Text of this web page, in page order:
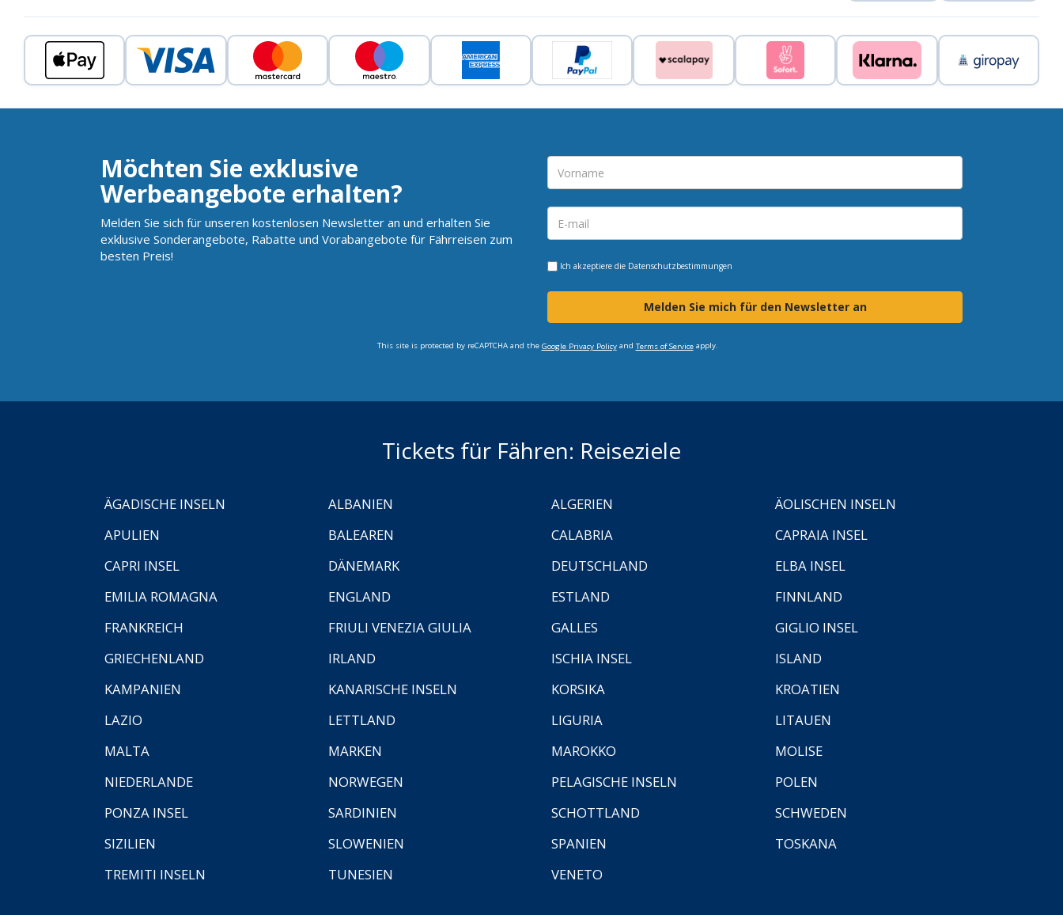
Möchten Sie exklusive
Werbeangebote erhalten?
Melden Sie sich für unseren kostenlosen Newsletter an und erhalten Sie
exklusive Sonderangebote, Rabatte und Vorabangebote für Fährreisen zum
besten Preis!
Ich akzeptiere die Datenschutzbestimmungen
Melden Sie mich für den Newsletter an
This site is protected by reCAPTCHA and the Google Privacy Policyand Terms of Serviceapply.
Tickets für Fähren: Reiseziele
ÄGADISCHE INSELN ALBANIEN ALGERIEN
ÄOLISCHEN INSELN
APULIEN
BALEAREN CALABRIA
CAPRAIA INSEL
CAPRI INSEL
DÄNEMARK DEUTSCHLAND
ELBA INSEL
EMILIA ROMAGNA
ENGLAND ESTLAND
FINNLAND
FRANKREICH
FRIULI VENEZIA GIULIA GALLES
GIGLIO INSEL
GRIECHENLAND
IRLAND ISCHIA INSEL
ISLAND
KAMPANIEN
KANARISCHE INSELN KORSIKA
KROATIEN
LAZIO
LETTLAND LIGURIA
LITAUEN
MALTA
MARKEN MAROKKO
MOLISE
NIEDERLANDE
NORWEGEN PELAGISCHE INSELN
POLEN
PONZA INSEL
SARDINIEN SCHOTTLAND
SCHWEDEN
SIZILIEN
SLOWENIEN SPANIEN
TOSKANA
TREMITI INSELN
TUNESIEN VENETO